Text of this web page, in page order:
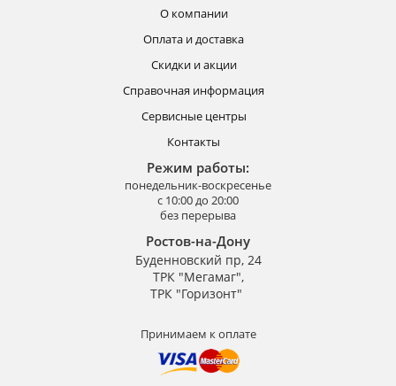
О компании
Оплата и доставка
Скидки и акции
Справочная информация
Сервисные центры
Контакты
Режим работы:
понедельник-воскресенье
с 10:00 до 20:00
без перерыва
Ростов-на-Дону
Буденновский пр, 24
ТРК "Мегамаг",
ТРК "Горизонт"
Принимаем к оплате